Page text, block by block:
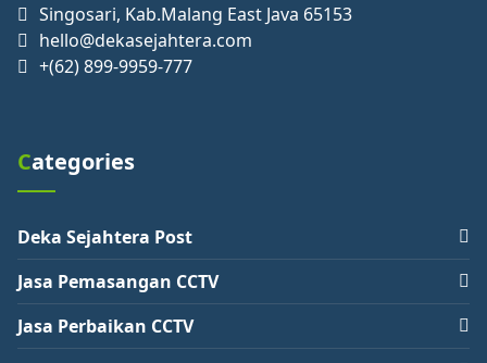
Singosari, Kab.Malang East Java 65153
hello@dekasejahtera.com
+(62) 899-9959-777
Categories
Deka Sejahtera Post
Jasa Pemasangan CCTV
Jasa Perbaikan CCTV